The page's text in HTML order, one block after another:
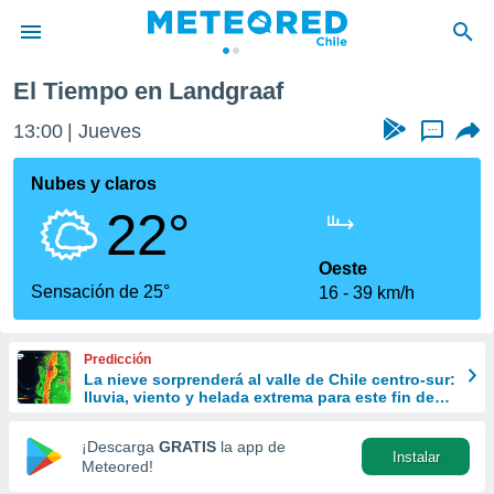
de
por
que se
calidad.
a este
las
y
forma
digital
basada
El Tiempo en Landgraaf
13:00 Jueves ...
Nubes y claros
22°
Sensación de 25°
Oeste
16
39 km/h
Predicción
La nieve sorprenderá al valle de Chile centro-sur:
lluvia, viento y helada extrema para este fin de
¡Descarga GRATIS la app de
Meteored!
Instalar